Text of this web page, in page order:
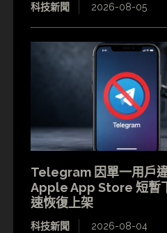
科技新聞 2026-08-05
Telegram 因單一用戶
Apple App Store 短暫
速恢復上架
科技新聞 2026-08-04